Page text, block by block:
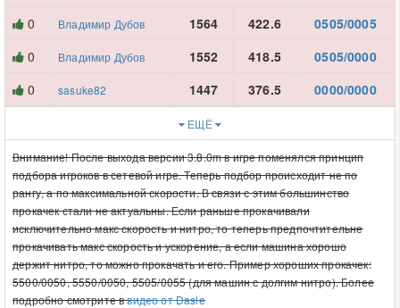
0
Владимир Дубов 1564 422.6
0505/0005
0
Владимир Дубов 1552 418.5
0505/0000
0
sasuke82 1447 376.5 0000/0000
ЕЩЁ
Внимание! После выхода версии 3.8.0m в игре поменялся принцип
подбора игроков в сетевой игре. Теперь подбор происходит не по
рангу, а по максимальной скорости. В связи с этим большинство
прокачек стали не актуальны. Если раньше прокачивали
исключительно макс скорость и нитро, то теперь предпочтительне
прокачивать макс скорость и ускорение, а если машина хорошо
держит нитро, то можно прокачать и его. Пример хороших прокачек:
5500/0050, 5550/0050, 5505/0055 (для машин с долгим нитро). Более
подробно смотрите ввидео от Dasle